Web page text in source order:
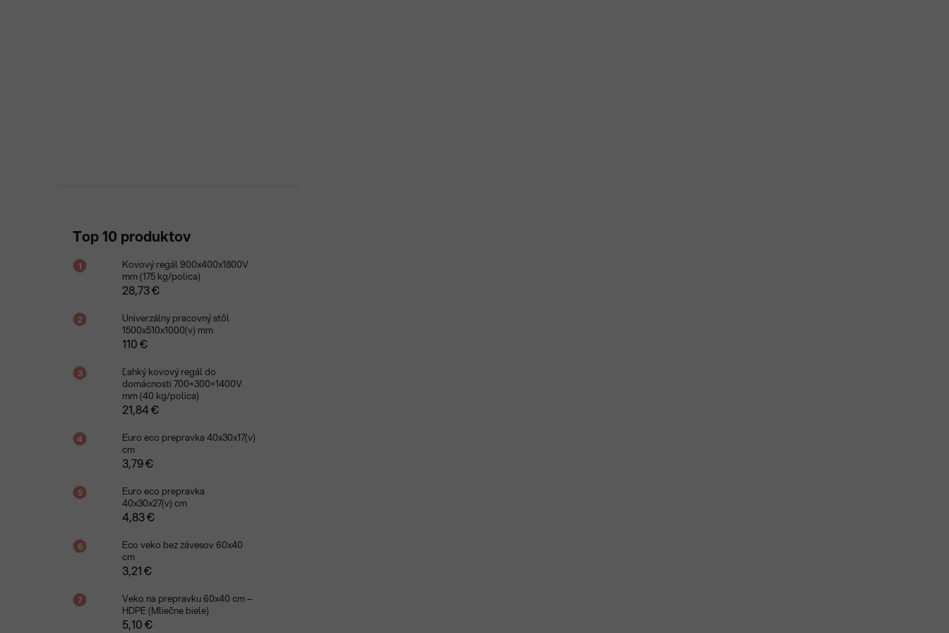
Top 10 produktov
Kovový regál 900x400x1800V
mm (175 kg/polica)
28,73 €
Univerzálny pracovný stôl
1500x510x1000(v) mm
110 €
Ľahký kovový regál do
domácnosti 700×300×1400V
mm (40 kg/polica)
21,84 €
Euro eco prepravka 40x30x17(v)
cm
3,79 €
Euro eco prepravka
40x30x27(v) cm
4,83 €
Eco veko bez závesov 60x40
cm
3,21 €
Veko na prepravku 60x40 cm –
HDPE (Mliečne biele)
5,10 €